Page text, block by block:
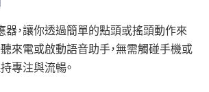
器，讓你透過簡單的點頭或搖頭動作來
來電或啟動語音助手，無需觸碰手機或
專注與流暢。